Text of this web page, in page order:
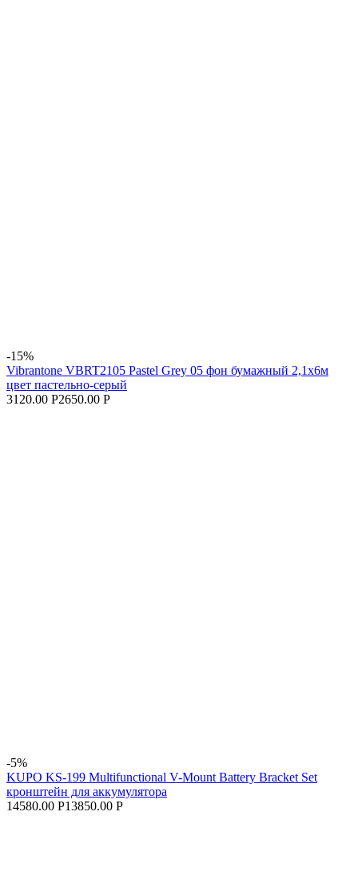
-15%
Vibrantone VBRT2105 Pastel Grey 05 фон бумажный 2,1x6м
цвет пастельно-серый
3120.00 Р2650.00 Р
-5%
KUPO KS-199 Multifunctional V-Mount Battery Bracket Set
кронштейн для аккумулятора
14580.00 Р13850.00 Р